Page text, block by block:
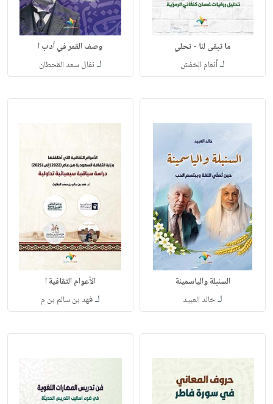
ما تبقى لنا - تحلي
لـأنعام الخفش
وصف القمر في أدب ا
لـ نفال سعد القحطان
السنبلة والياسمينة
لـخالد العبيد
الأعوام الثقافية ا
لـفهد بن سالم بن م